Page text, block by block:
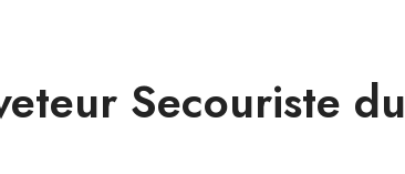
Secouriste du